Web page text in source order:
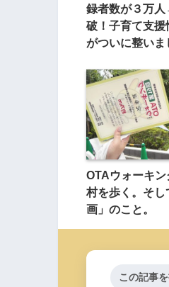
録者数が３万
破！子育て支援
がついに整いま
OTAウォーキ
村を歩く。そし
画」のこと。
この記事